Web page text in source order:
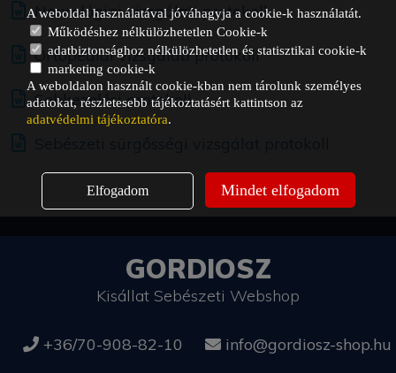
Neurológiai vizsgálati protokoll
Ortopédiai vizsgálati protokoll
Sebkezelési protokoll
GORDIOSZ
Kisállat Sebészeti Webshop
+36/70-908-82-10 info@gordiosz-shop.hu
A weboldal használatával jóváhagyja a cookie-k használatát.
Működéshez nélkülözhetetlen Cookie-k
adatbiztonsághoz nélkülözhetetlen és statisztikai cookie-k
marketing cookie-k
A weboldalon használt cookie-kban nem tárolunk személyes
adatokat, részletesebb tájékoztatásért kattintson az
adatvédelmi tájékoztatóra.
Elfogadom Mindet elfogadom